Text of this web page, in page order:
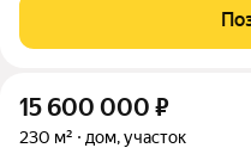
площадью 80 кв.м в
въезжать и наслаждаться
15 600 000 ₽
230 м² дом, участок